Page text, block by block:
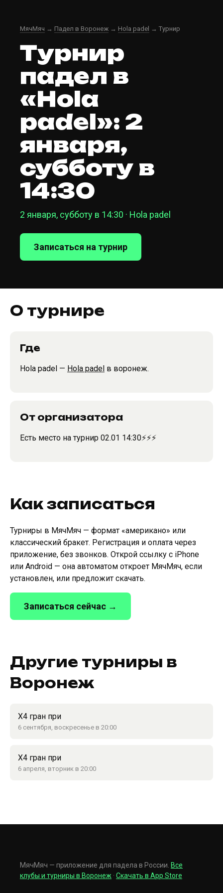
МячМяч → Падел в Воронеж → Hola padel → Турнир
Турнир
падел в
«Hola
padel»: 2
января,
субботу в
14:30
2 января, субботу в 14:30 · Hola padel
Записаться на турнир
О турнире
Где
Hola padel — Hola padel в воронеж.
От организатора
Есть место на турнир 02.01 14:30⚡️⚡️⚡️
Как записаться
Турниры в МячМяч — формат «американо» или
классический бракет. Регистрация и оплата через
приложение, без звонков. Открой ссылку с iPhone
или Android — она автоматом откроет МячМяч, если
установлен, или предложит скачать.
Записаться сейчас →
Другие турниры в
Воронеж
X4 гран при
6 сентября, воскресенье в 20:00
X4 гран при
6 апреля, вторник в 20:00
МячМяч — приложение для падела в России. Все
клубы и турниры в Воронеж · Скачать в App Store